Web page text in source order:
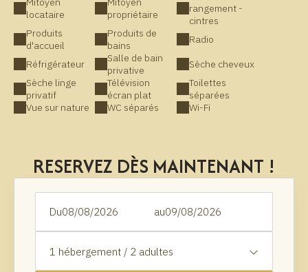
locataire
propriétaire
rangement -
cintres
Produits
d'accueil
Produits de
bains
Radio
Réfrigérateur
Salle de bain
privative
Sèche cheveux
Sèche linge
privatif
Télévision
écran plat
Toilettes
séparées
Vue sur nature
WC séparés Wi-Fi
RESERVEZ DÈS MAINTENANT !
Du au
1 hébergement / 2 adultes